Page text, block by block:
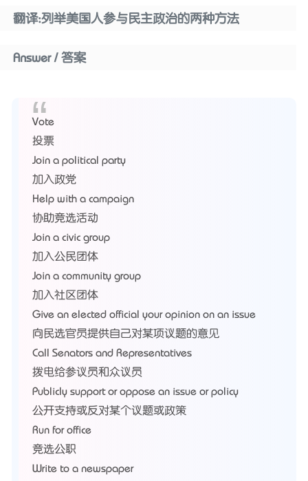
翻译:列举美国人参与民主政治的两种方法
Answer / 答案
Vote
投票
Join a political party
加入政党
Help with a campaign
协助竞选活动
Join a civic group
加入公民团体
Join a community group
加入社区团体
Give an elected official your opinion on an issue
向民选官员提供自己对某项议题的意见
Call Senators and Representatives
拨电给参议员和众议员
Publicly support or oppose an issue or policy
公开支持或反对某个议题或政策
Run for office
竞选公职
Write to a newspaper